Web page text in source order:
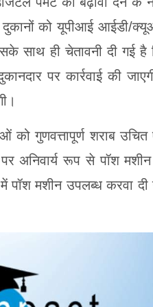
को यूपीआई आईडी/
साथ ही चेतावनी दी गई है
पर कार्रवाई की
गुणवत्तापूर्ण शराब उचित
अनिवार्य रूप से पॉश
पॉश मशीन उपलब्ध करवा दी